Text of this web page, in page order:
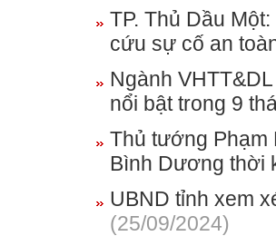
TP. Thủ Dầu
cứu sự cố an
Ngành
nổi bật trong 9
Thủ tướng Phạm
Bình Dương thời
UBND tỉnh xem
(25/09/2024)